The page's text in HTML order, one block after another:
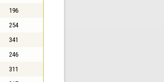
196
254
341
246
311